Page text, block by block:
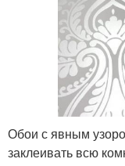
Обои с явным
заклеивать всю